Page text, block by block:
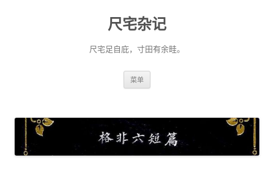
尺宅杂记
尺宅足自庇，寸田有余畦。
菜单